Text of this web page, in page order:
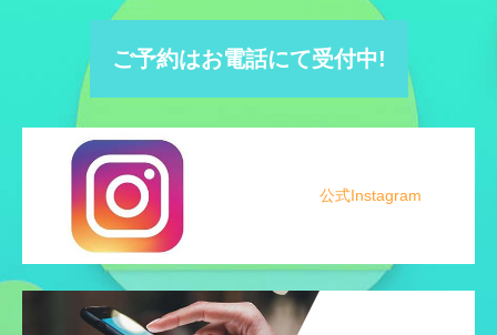
ご予約はお電話にて受付中!
公式Instagram